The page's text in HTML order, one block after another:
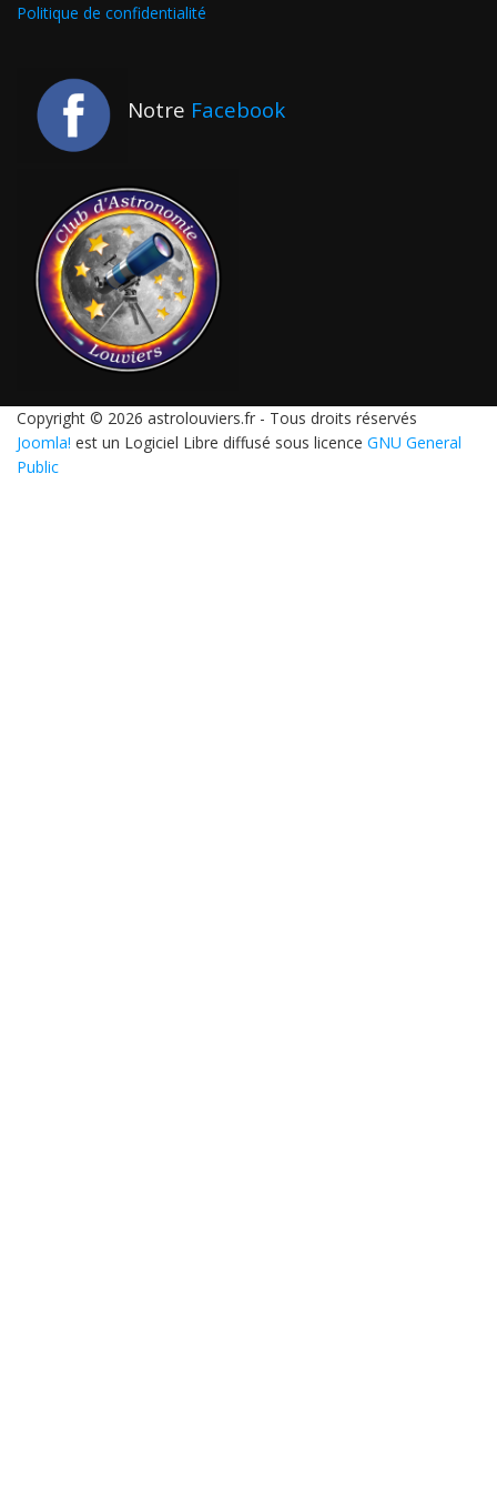
Politique de confidentialité
Notre Facebook
Copyright © 2026 astrolouviers.fr - Tous droits réservés
Joomla! est un Logiciel Libre diffusé sous licence GNU General
Public